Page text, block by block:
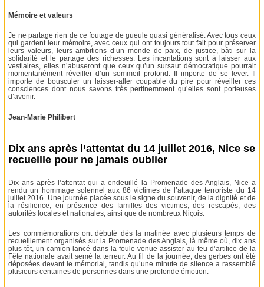
Mémoire et valeurs
Je ne partage rien de ce foutage de gueule quasi généralisé. Avec tous ceux
qui gardent leur mémoire, avec ceux qui ont toujours tout fait pour préserver
leurs valeurs, leurs ambitions d’un monde de paix, de justice, bâti sur la
solidarité et le partage des richesses. Les incantations sont à laisser aux
vestiaires, elles n’abuseront que ceux qu’un sursaut démocratique pourrait
momentanément réveiller d’un sommeil profond. Il importe de se lever. Il
importe de bousculer un laisser-aller coupable du pire pour réveiller ces
consciences dont nous savons très pertinemment qu’elles sont porteuses
d’avenir.
Jean-Marie Philibert
Dix ans après l’attentat du 14 juillet 2016, Nice se
recueille pour ne jamais oublier
Dix ans après l’attentat qui a endeuillé la Promenade des Anglais, Nice a
rendu un hommage solennel aux 86 victimes de l’attaque terroriste du 14
juillet 2016. Une journée placée sous le signe du souvenir, de la dignité et de
la résilience, en présence des familles des victimes, des rescapés, des
autorités locales et nationales, ainsi que de nombreux Niçois.
Les commémorations ont débuté dès la matinée avec plusieurs temps de
recueillement organisés sur la Promenade des Anglais, là même où, dix ans
plus tôt, un camion lancé dans la foule venue assister au feu d’artifice de la
Fête nationale avait semé la terreur. Au fil de la journée, des gerbes ont été
déposées devant le mémorial, tandis qu’une minute de silence a rassemblé
plusieurs centaines de personnes dans une profonde émotion.